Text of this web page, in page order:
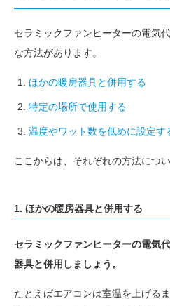
セラミックファンヒーターの電気
な方法があります。
ほかの暖房器具と併用する
特定の場所で使用する
温度やワット数を低めに設定す
ここからは、それぞれの方法につ
1. ほかの暖房器具と併用する
セラミックファンヒーターの電気
器具と併用しましょう。
たとえばエアコンは室温を上げる